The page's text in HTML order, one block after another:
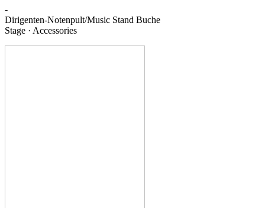
-
Dirigenten-Notenpult/Music Stand Buche
Stage · Accessories